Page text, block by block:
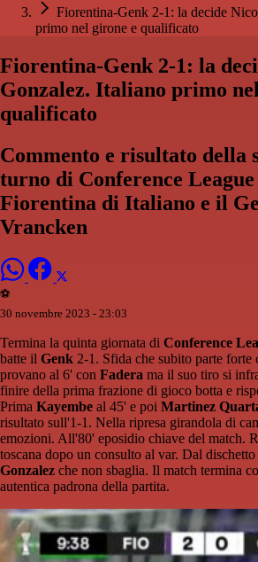
Fiorentina-Genk 2-1: la decide
primo nel girone e qualificato
Fiorentina-Genk 2-1: la
Gonzalez. Italiano primo
qualificato
Commento e risultato della
turno di Conference
Fiorentina di Italiano e il
Vrancken
⚽️
30 novembre 2023 - 23:03
Termina la quinta giornata di Conference
batte il Genk 2-1. Sfida che subito parte
provano al 6' con Fadera ma il suo tiro si
finire della prima frazione di gioco botta e
Prima Kayembe al 45' e poi Martinez
risultato sull'1-1. Nella ripresa girandola di
emozioni. All'80' eposidio chiave del match.
toscana dopo un consulto al var. Dal dischetto
Gonzalez che non sbaglia. Il match termina
autentica padrona della partita.